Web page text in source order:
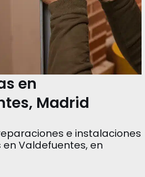
en
Madrid
e instalaciones
Valdefuentes, en